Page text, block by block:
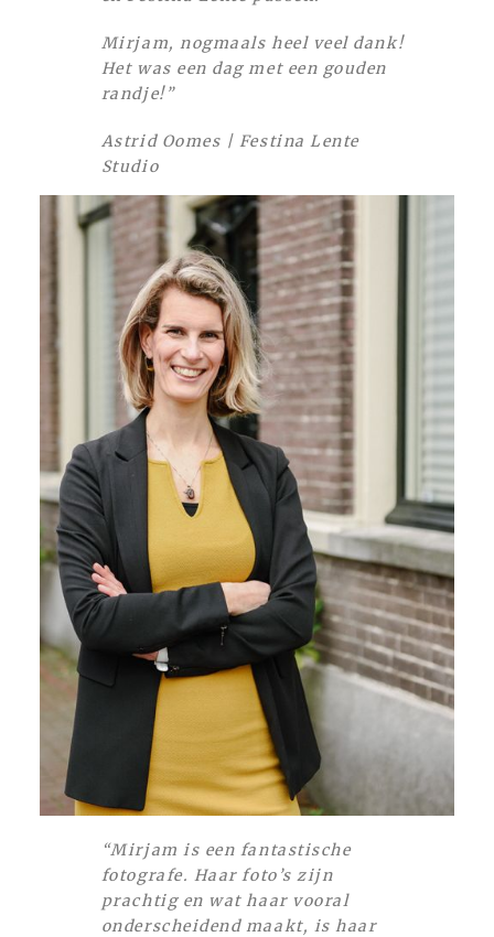
Mirjam, nogmaals heel veel dank!
Het was een dag met een gouden
randje!”
Astrid Oomes | Festina Lente
Studio
“Mirjam is een fantastische
fotografe. Haar foto’s zijn
prachtig en wat haar vooral
onderscheidend maakt, is haar